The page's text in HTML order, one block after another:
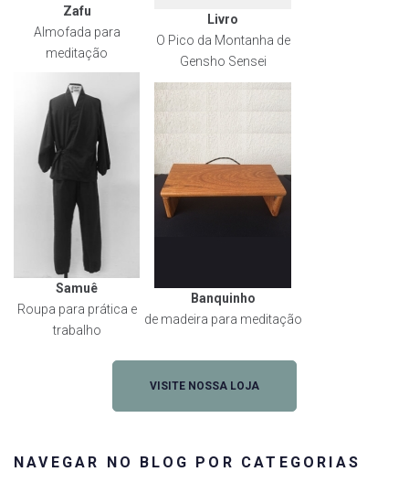
Zafu
Almofada para
meditação
Livro
O Pico da Montanha de
Gensho Sensei
Samuê
Roupa para prática e
trabalho
Banquinho
de madeira para meditação
VISITE NOSSA LOJA
NAVEGAR NO BLOG POR CATEGORIAS